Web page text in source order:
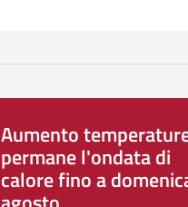
Aumento
permane l'ondata di
calore fino a